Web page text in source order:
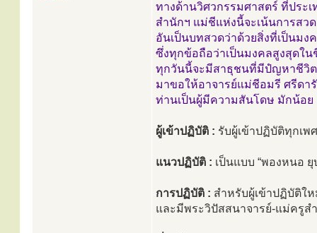
ทางด้านวิศวกรรมศาสตร์ ที่ประเ
สำนักฯ แม่ชีแห่งนี้จะเน้นการสว
อันเป็นบทสวดว่าด้วยสิ่งที่เป็นมง
ซึ่งทุกข้อถือว่าเป็นมงคลสูงสุดใน
ทุกวันนี้จะมีสาธุชนที่มีปํญหาชีวิต
มาขอให้อาจารย์แม่ชีอมรี ศรีดา
ท่านเป็นผู้มีความสันโดษ มักน้อย
ผู้เข้าปฏิบัติ : รับผู้เข้าปฏิบัติทุกเพ
แนวปฏิบัติ : เป็นแบบ “พองหนอ
การปฏิบัติ : สำหรับผู้เข้าปฏิบัติใ
และมีพระวิปัสสนาจารย์-แม่ครู